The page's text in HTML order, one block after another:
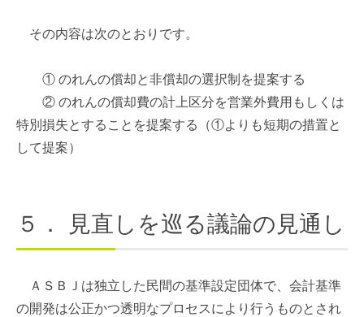
その内容は次のとおりです。
① のれんの償却と非償却の選択制を提案する
② のれんの償却費の計上区分を営業外費用もしくは
特別損失とすることを提案する（①よりも短期の措置と
して提案）
５． 見直しを巡る議論の見通し
ＡＳＢＪは独立した民間の基準設定団体で、会計基準
の開発は公正かつ透明なプロセスにより行うものとされ